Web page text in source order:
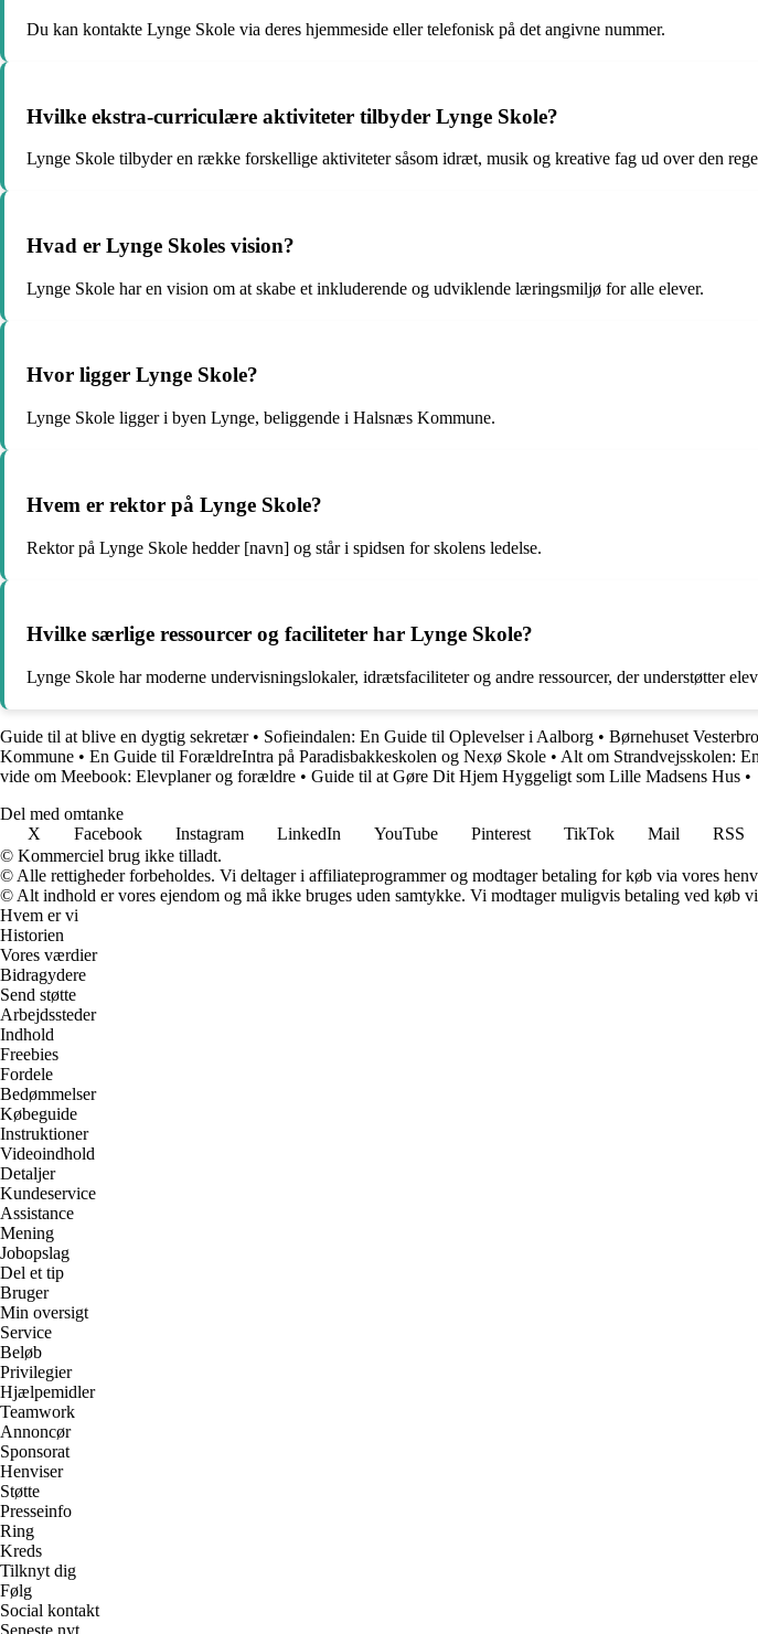
Du kan kontakte Lynge Skole via deres hjemmeside eller telefonisk på det angivne nummer.
Hvilke ekstra-curriculære aktiviteter tilbyder Lynge Skole?
Lynge Skole tilbyder en række forskellige aktiviteter såsom idræt, musik og kreative fag ud over den
Hvad er Lynge Skoles vision?
Lynge Skole har en vision om at skabe et inkluderende og udviklende læringsmiljø for alle elever.
Hvor ligger Lynge Skole?
Lynge Skole ligger i byen Lynge, beliggende i Halsnæs Kommune.
Hvem er rektor på Lynge Skole?
Rektor på Lynge Skole hedder [navn] og står i spidsen for skolens ledelse.
Hvilke særlige ressourcer og faciliteter har Lynge Skole?
Lynge Skole har moderne undervisningslokaler, idrætsfaciliteter og andre ressourcer, der understøtter
Guide til at blive en dygtig sekretær• Sofieindalen: En Guide til Oplevelser i Aalborg • Børnehuset
Kommune • En Guide til ForældreIntra på Paradisbakkeskolen og Nexø Skole • Alt om Strandvejsskolen:
vide om Meebook: Elevplaner og forældre • Guide til at Gøre Dit Hjem Hyggeligt som Lille Madsens Hus •
Del med omtanke
X
Facebook Instagram LinkedIn YouTube Pinterest TikTok Mail
RSS
© Kommerciel brug ikke tilladt.
© Alle rettigheder forbeholdes. Vi deltager i affiliateprogrammer og modtager betaling for køb via vores
© Alt indhold er vores ejendom og må ikke bruges uden samtykke. Vi modtager muligvis betaling ved køb
Hvem er vi
Historien
Vores værdier
Bidragydere
Send støtte
Arbejdssteder
Indhold
Freebies
Fordele
Bedømmelser
Købeguide
Instruktioner
Videoindhold
Detaljer
Kundeservice
Assistance
Mening
Jobopslag
Del et tip
Bruger
Min oversigt
Service
Beløb
Privilegier
Hjælpemidler
Teamwork
Annoncør
Sponsorat
Henviser
Støtte
Presseinfo
Ring
Kreds
Tilknyt dig
Følg
Social kontakt
Seneste nyt